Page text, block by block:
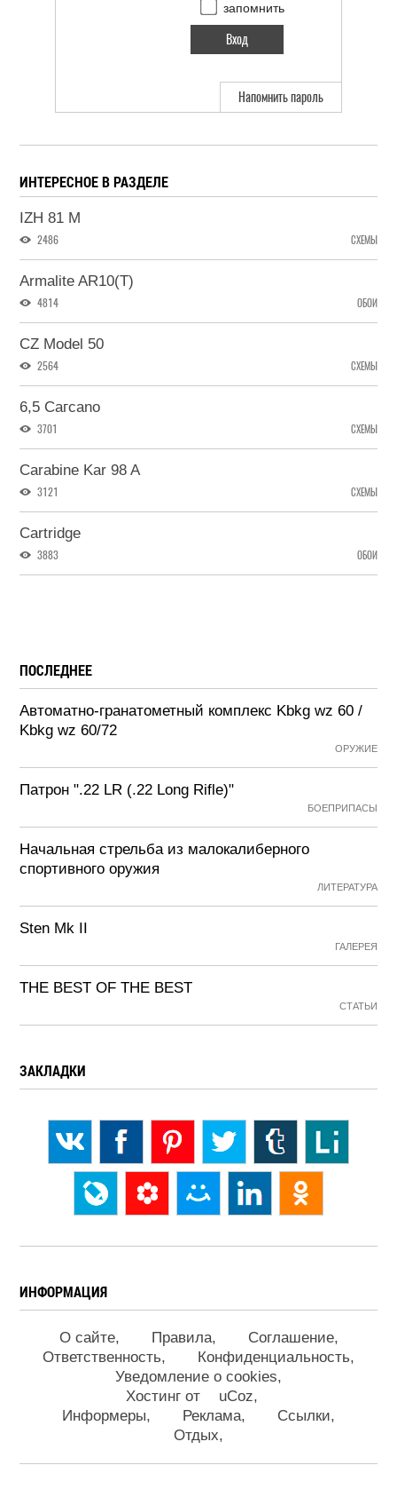
запомнить
Напомнить пароль
ИНТЕРЕСНОЕ В РАЗДЕЛЕ
IZH 81 M
2486 СХЕМЫ
Armalite AR10(T)
4814 ОБОИ
CZ Model 50
2564 СХЕМЫ
6,5 Cагсаnо
3701 СХЕМЫ
Carabine Kar 98 A
3121 СХЕМЫ
Cartridge
3883 ОБОИ
ПОСЛЕДНЕЕ
Автоматно-гранатометный комплекс Kbkg wz 60 /
Kbkg wz 60/72
ОРУЖИЕ
Патрон ".22 LR (.22 Long Rifle)"
БОЕПРИПАСЫ
Начальная стрельба из малокалиберного
спортивного оружия
ЛИТЕРАТУРА
Sten Mk II
ГАЛЕРЕЯ
THE BEST OF THE BEST
СТАТЬИ
ЗАКЛАДКИ
ИНФОРМАЦИЯ
О сайте Правила
Соглашение
Ответственность
Конфиденциальность
Уведомление о cookies
Хостинг от
uCoz
Информеры
Реклама
Ссылки
Отдых